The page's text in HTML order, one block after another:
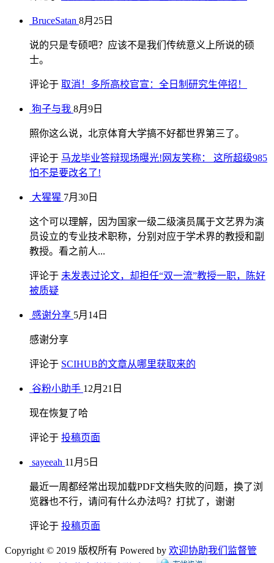
BruceSatan 8月25日
说的只是专硕吧？应该不是我们传统意义上所说的硕
士。
评论于 取消！多所高校官宣：全日制研究生停招！
狗子与我 8月9日
照你这么说，北京体育大学搞不好都世界第三了。
评论于 马龙毕业答辩现场曝光!网友笑称： 这所超级985
怕不是要改名了!
大猩猩 7月30日
这个可以理解，因为国家一级二级演员属于文艺界为演
员设立的专业技术职称，分别对应于学术界的教授和副
教授。看之前人...
评论于 未发表过论文，却担任“双一流”教授一职，陈好
被质疑
感谢分享 5月14日
感谢分享
评论于 SCIHUB的文章从哪里获取来的
谷粉小助手 12月21日
现在恢复了哈
评论于 投稿页面
sayeeah 11月5日
最近一周都经常出现加载PDF文档失败的问题，换了浏
览器也不行，请问有什么办法吗？打扰了，谢谢
评论于 投稿页面
Copyright © 2019 版权所有 Powered by 欢迎协助我们监督管